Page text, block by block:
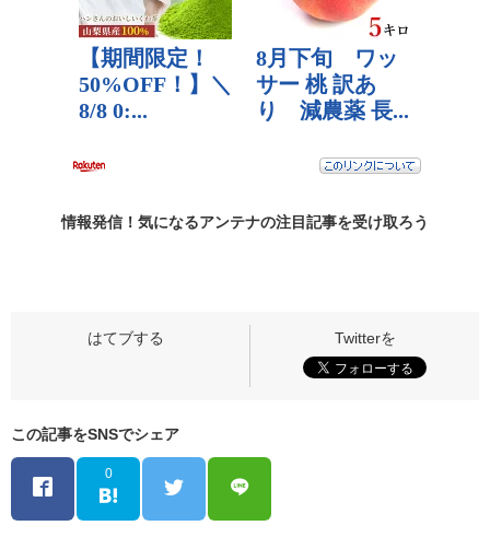
情報発信！気になるアンテナの注目記事を受け取ろう
この記事をSNSでシェア
0